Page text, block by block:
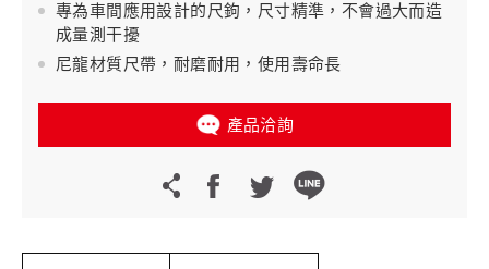
專為車間應用設計的尺鉤，尺寸精準，不會過大而造
成量測干擾
尼龍材質尺帶，耐磨耐用，使用壽命長
產品洽詢